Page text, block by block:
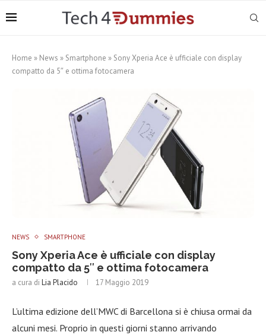
Home » News » Smartphone » Sony Xperia Ace è ufficiale con display
compatto da 5″ e ottima fotocamera
NEWS SMARTPHONE
Sony Xperia Ace è ufficiale con display
compatto da 5″ e ottima fotocamera
a cura di Lia Placido 17 Maggio 2019
L’ultima edizione dell’MWC di Barcellona si è chiusa ormai da
alcuni mesi. Proprio in questi giorni stanno arrivando